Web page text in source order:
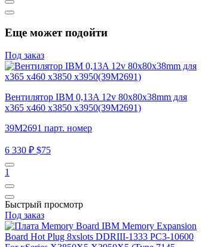
Еще может подойти
Под заказ
Вентилятор IBM 0,13A 12v 80x80x38mm для
x365 x460 x3850 x3950(39M2691)
39M2691 парт. номер
6 330 ₽ $75
1
Быстрый просмотр
Под заказ